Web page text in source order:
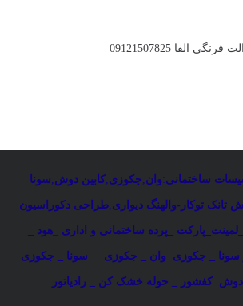
الفا 09121507825
ساختمانی:وان,جکوزی,کابین دوش,سونا
تانک توکار-والهنگ دیواری,طراحی دکوراسیون
_پرده ساختمانی و اداری _هود _
سونا _ جکوزی وان _ جکوزی سونا _ جکوزی
دوش کفشور _ حوله خشک کن _ رادیاتور